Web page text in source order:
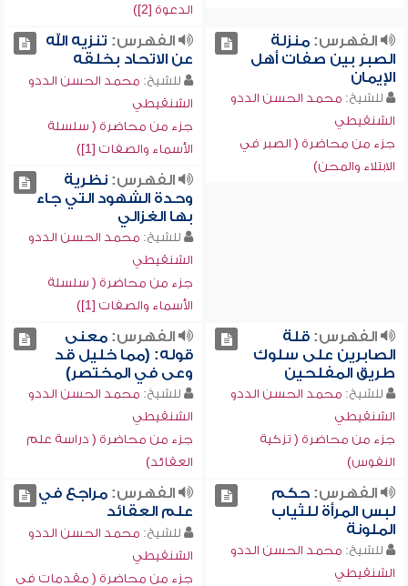
الدعوة [2])
الفهرس:منزلة
الصبر بين صفات أهل
الإيمان
للشيخ: محمد الحسن الددو
الشنقيطي
جزء من محاضرة ( الصبر في
الابتلاء والمحن)
الفهرس: تنزيه الله
عن الاتحاد بخلقه
للشيخ: محمد الحسن الددو
الشنقيطي
جزء من محاضرة ( سلسلة
الأسماء والصفات [1])
الفهرس:نظرية
وحدة الشهود التي جاء
بها الغزالي
للشيخ: محمد الحسن الددو
الشنقيطي
جزء من محاضرة ( سلسلة
الأسماء والصفات [1])
الفهرس:قلة
الصابرين على سلوك
طريق المفلحين
للشيخ: محمد الحسن الددو
الشنقيطي
جزء من محاضرة ( تزكية
النفوس)
الفهرس:معنى
قوله: (مما خليل قد
وعى في المختصر)
للشيخ: محمد الحسن الددو
الشنقيطي
جزء من محاضرة ( دراسة علم
العقائد)
الفهرس:حكم
لبس المرأة للثياب
الملونة
للشيخ: محمد الحسن الددو
الشنقيطي
الفهرس:مراجع في
علم العقائد
للشيخ: محمد الحسن الددو
الشنقيطي
جزء من محاضرة ( مقدمات في